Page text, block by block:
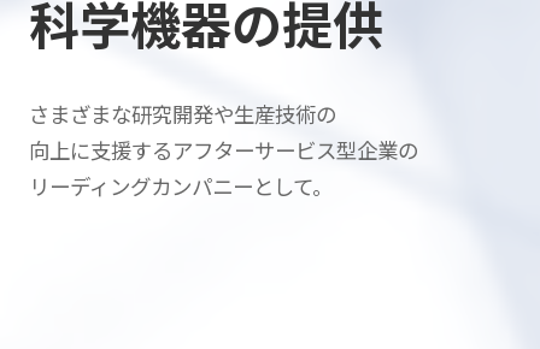
科学機器の提供
さまざまな研究開発や生産技術の
向上に支援するアフターサービス型企業の
リーディングカンパニーとして。